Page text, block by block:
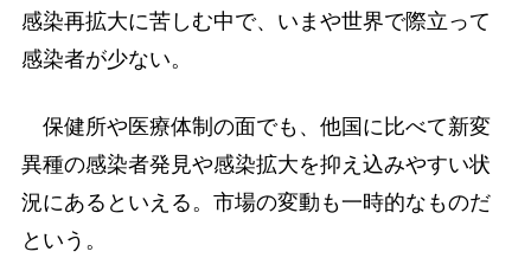
感染再拡大に苦しむ中で、いまや世界で際立って
感染者が少ない。
保健所や医療体制の面でも、他国に比べて新変
異種の感染者発見や感染拡大を抑え込みやすい状
況にあるといえる。市場の変動も一時的なものだ
という。